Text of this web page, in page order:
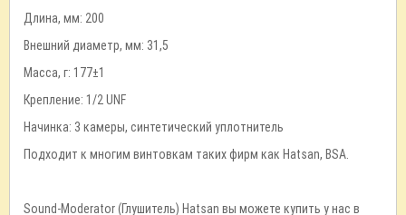
Длина, мм: 200
Внешний диаметр, мм: 31,5
Масса, г: 177±1
Крепление: 1/2 UNF
Начинка: 3 камеры, синтетический уплотнитель
Подходит к многим винтовкам таких фирм как Hatsan, BSA.
Sound-Moderator (Глушитель) Hatsan вы можете купить у нас в